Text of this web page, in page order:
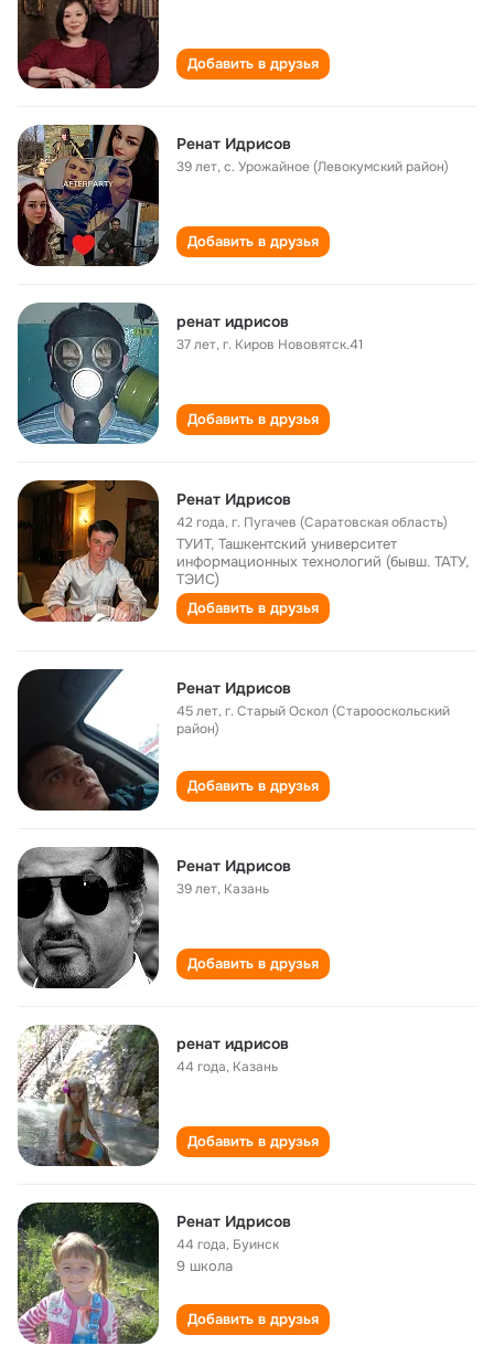
Добавить в друзья
Ренат Идрисов
39 лет,с. Урожайное (Левокумский район)
Добавить в друзья
ренат идрисов
37 лет,г. Киров Нововятск.41
Добавить в друзья
Ренат Идрисов
42 года,г. Пугачев (Саратовская область)
ТУИТ, Ташкентский университет
информационных технологий (бывш. ТАТУ,
ТЭИС)
Добавить в друзья
Ренат Идрисов
45 лет,г. Старый Оскол (Старооскольский
район)
Добавить в друзья
Ренат Идрисов
39 лет, Казань
Добавить в друзья
ренат идрисов
44 года, Казань
Добавить в друзья
Ренат Идрисов
44 года, Буинск
9 школа
Добавить в друзья